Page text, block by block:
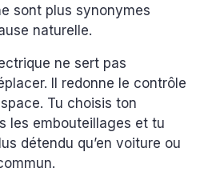
sont plus synonymes
naturelle.
ne sert pas
Il redonne le contrôle
Tu choisis ton
les embouteillages et tu
détendu qu’en voiture ou